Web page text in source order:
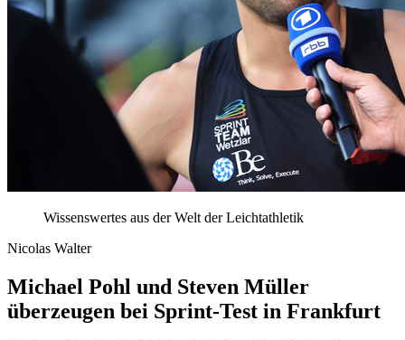
Wissenswertes aus der Welt der Leichtathletik
Nicolas Walter
Michael Pohl und Steven Müller
überzeugen bei Sprint-Test in Frankfurt